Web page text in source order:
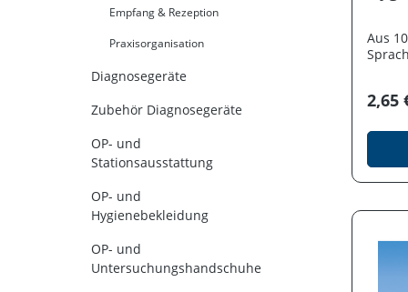
Empfang & Rezeption
Praxisorganisation
Diagnosegeräte
Zubehör Diagnosegeräte
OP- und
Stationsausstattung
OP- und
Hygienebekleidung
OP- und
Untersuchungshandschuhe
ohne
Aus
2,65